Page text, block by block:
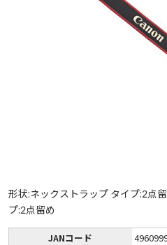
形状:ネックストラップ タイプ:2点
プ:2点留め
JANコード